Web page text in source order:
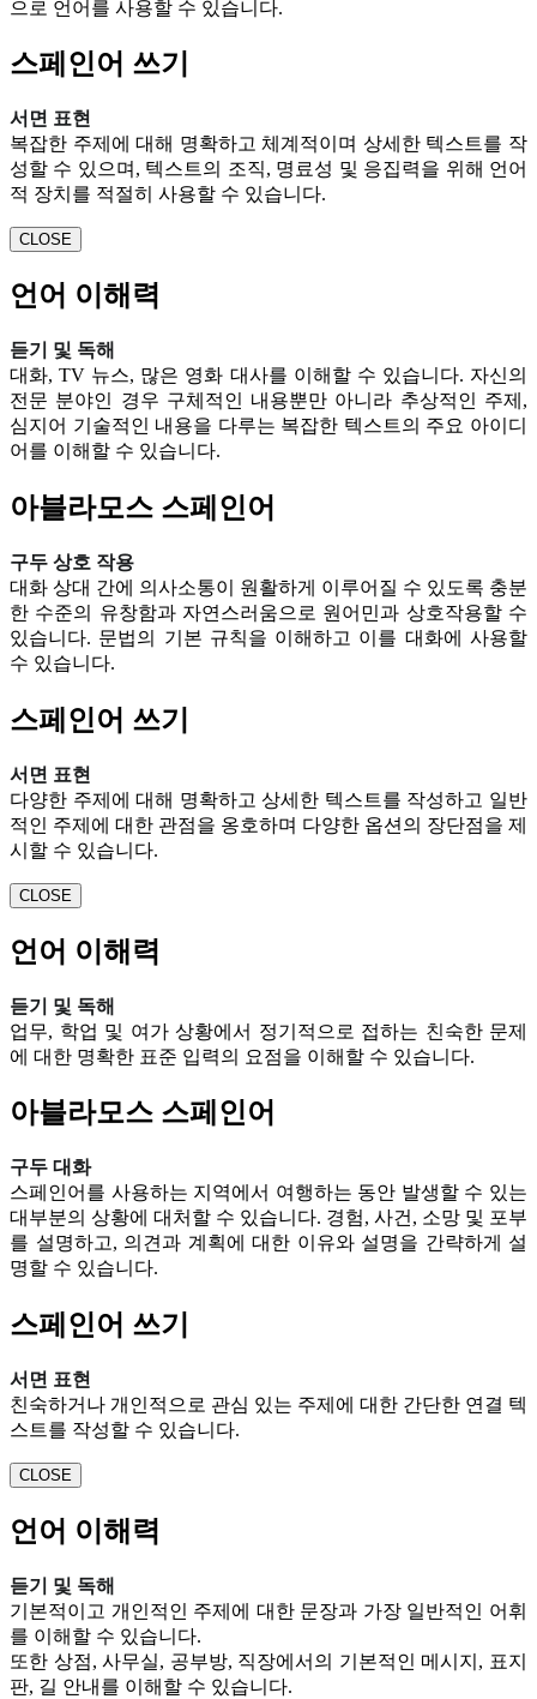
으로 언어를 사용할 수 있습니다.
스페인어 쓰기
서면 표현
복잡한 주제에 대해 명확하고 체계적이며 상세한 텍스트를 작
성할 수 있으며, 텍스트의 조직, 명료성 및 응집력을 위해 언어
적 장치를 적절히 사용할 수 있습니다.
CLOSE
언어 이해력
듣기 및 독해
대화, TV 뉴스, 많은 영화 대사를 이해할 수 있습니다. 자신의
전문 분야인 경우 구체적인 내용뿐만 아니라 추상적인 주제,
심지어 기술적인 내용을 다루는 복잡한 텍스트의 주요 아이디
어를 이해할 수 있습니다.
아블라모스 스페인어
구두 상호 작용
대화 상대 간에 의사소통이 원활하게 이루어질 수 있도록 충분
한 수준의 유창함과 자연스러움으로 원어민과 상호작용할 수
있습니다. 문법의 기본 규칙을 이해하고 이를 대화에 사용할
수 있습니다.
스페인어 쓰기
서면 표현
다양한 주제에 대해 명확하고 상세한 텍스트를 작성하고 일반
적인 주제에 대한 관점을 옹호하며 다양한 옵션의 장단점을 제
시할 수 있습니다.
CLOSE
언어 이해력
듣기 및 독해
업무, 학업 및 여가 상황에서 정기적으로 접하는 친숙한 문제
에 대한 명확한 표준 입력의 요점을 이해할 수 있습니다.
아블라모스 스페인어
구두 대화
스페인어를 사용하는 지역에서 여행하는 동안 발생할 수 있는
대부분의 상황에 대처할 수 있습니다. 경험, 사건, 소망 및 포부
를 설명하고, 의견과 계획에 대한 이유와 설명을 간략하게 설
명할 수 있습니다.
스페인어 쓰기
서면 표현
친숙하거나 개인적으로 관심 있는 주제에 대한 간단한 연결 텍
스트를 작성할 수 있습니다.
CLOSE
언어 이해력
듣기 및 독해
기본적이고 개인적인 주제에 대한 문장과 가장 일반적인 어휘
를 이해할 수 있습니다.
또한 상점, 사무실, 공부방, 직장에서의 기본적인 메시지, 표지
판, 길 안내를 이해할 수 있습니다.